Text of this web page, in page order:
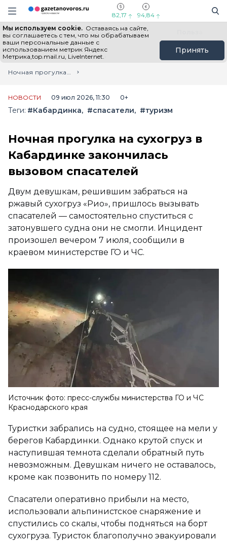
Информационный портал "ГазетаНоворос.ру"
Навигация сайта
82,17 94,84
Мы используем cookie. Оставаясь на сайте,
вы соглашаетесь с тем, что мы обрабатываем
ваши персональные данные с
использованием метрик Яндекс
Метрика,top.mail.ru, LiveInternet.
Принять
Все новости Новости России
Главная
Лента новостей
Ночная прогулка на сухогруз в Кабардинке закончилась вызовом спасателей
НОВОСТИ 09 июл 2026, 11:30 0+
Теги: #Кабардинка #спасатели #туризм
Ночная прогулка на сухогруз в
Кабардинке закончилась
вызовом спасателей
Двум девушкам, решившим забраться на
ржавый сухогруз «Рио», пришлось вызывать
спасателей — самостоятельно спуститься с
затонувшего судна они не смогли. Инцидент
произошел вечером 7 июля, сообщили в
краевом министерстве ГО и ЧС.
Источник фото: пресс-службы министерства ГО и ЧС
Краснодарского края
Туристки забрались на судно, стоящее на мели у
берегов Кабардинки. Однако крутой спуск и
наступившая темнота сделали обратный путь
невозможным. Девушкам ничего не оставалось,
кроме как позвонить по номеру 112.
Спасатели оперативно прибыли на место,
использовали альпинистское снаряжение и
спустились со скалы, чтобы подняться на борт
сухогруза. Туристок благополучно эвакуировали